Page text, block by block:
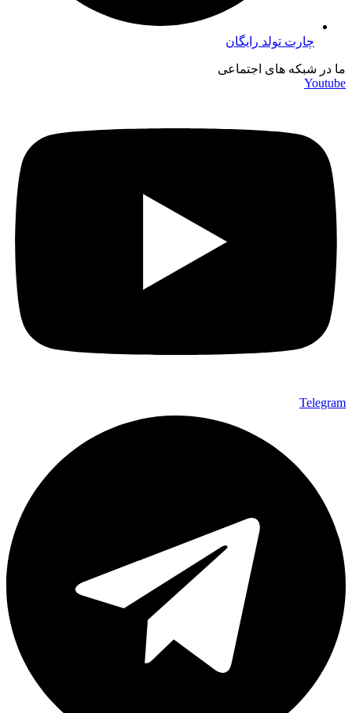
چارت تولد رایگان
ما در شبکه های اجتماعی
Youtube
Telegram